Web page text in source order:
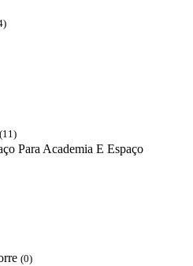
(11)
Para Academia E Espaço
(0)